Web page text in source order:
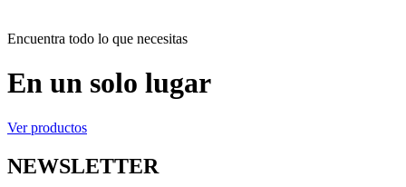
Encuentra todo lo que necesitas
En un solo lugar
Ver productos
NEWSLETTER